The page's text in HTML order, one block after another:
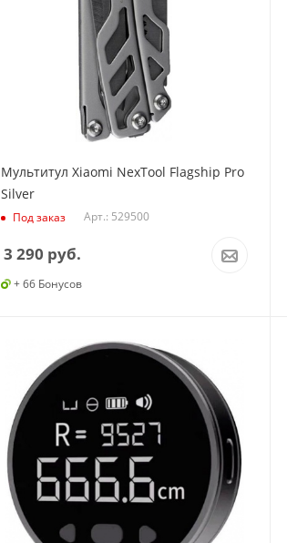
Мультитул Xiaomi NexTool Flagship Pro
Silver
Под заказ Арт.: 529500
3 290 руб.
+ 66 Бонусов